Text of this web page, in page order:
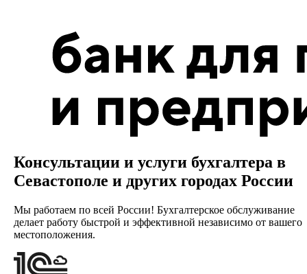
Консультации и услуги бухгалтера в
Севастополе и других городах России
Мы работаем по всей России! Бухгалтерское обслуживание
делает работу быстрой и эффективной независимо от вашего
местоположения.